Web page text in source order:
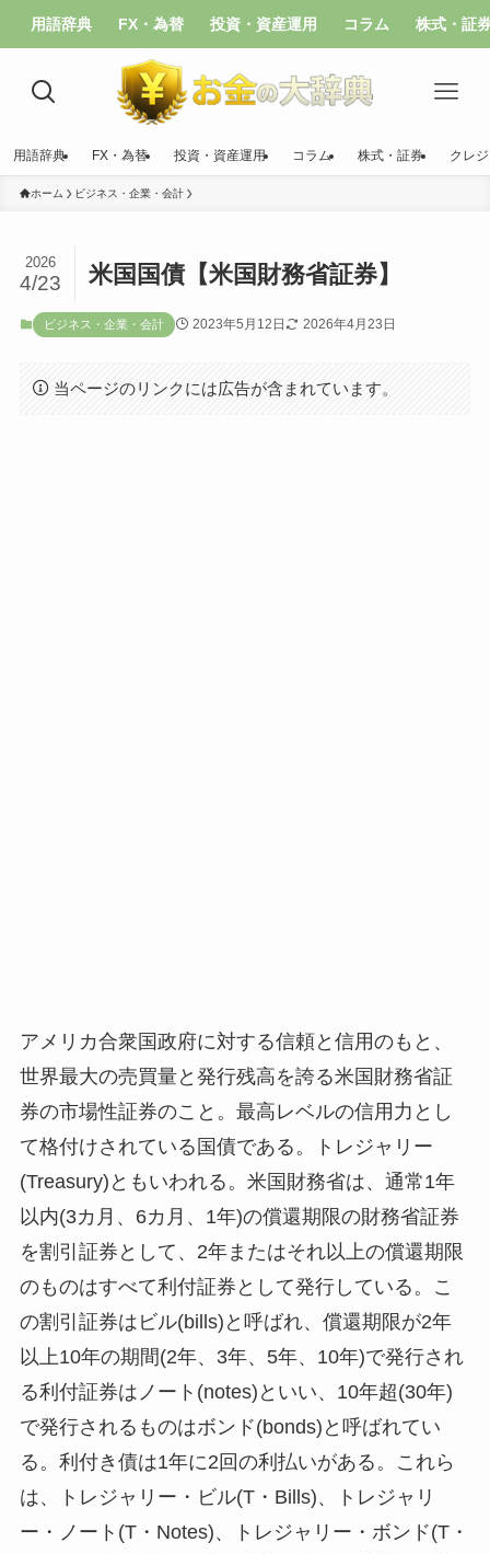
用語辞典 FX・為替 投資・資産運用 コラム 株式・証
用語辞典 FX・為替 投資・資産運用 コラム 株式・証券 クレ
ホーム ビジネス・企業・会計
米国国債【米国財務省証券】
2026
4/23
ビジネス・企業・会計 2023年5月12日 2026年4月23日
当ページのリンクには広告が含まれています。
アメリカ合衆国政府に対する信頼と信用のもと、
世界最大の売買量と発行残高を誇る米国財務省証
券の市場性証券のこと。最高レベルの信用力とし
て格付けされている国債である。トレジャリー
(Treasury)ともいわれる。米国財務省は、通常1年
以内(3カ月、6カ月、1年)の償還期限の財務省証券
を割引証券として、2年またはそれ以上の償還期限
のものはすべて利付証券として発行している。こ
の割引証券はビル(bills)と呼ばれ、償還期限が2年
以上10年の期間(2年、3年、5年、10年)で発行され
る利付証券はノート(notes)といい、10年超(30年)
で発行されるものはボンド(bonds)と呼ばれてい
る。利付き債は1年に2回の利払いがある。これら
は、トレジャリー・ビル(T・Bills)、トレジャリ
ー・ノート(T・Notes)、トレジャリー・ボンド(T・